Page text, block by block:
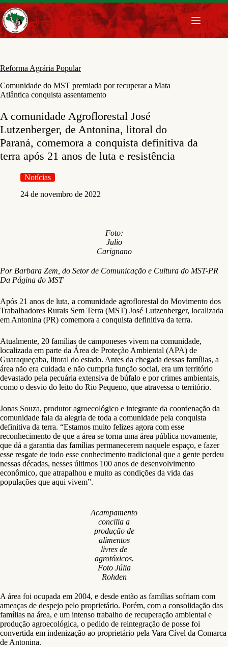
Pular
para
o
conteúdo
Reforma Agrária Popular
Comunidade do MST premiada por recuperar a Mata
Atlântica conquista assentamento
A comunidade Agroflorestal José
Lutzenberger, de Antonina, litoral do
Paraná, comemora a conquista definitiva da
terra após 21 anos de luta e resistência
Notícias
24 de novembro de 2022
Foto:
Julio
Carignano
Por Barbara Zem, do Setor de Comunicação e Cultura do MST-PR
Da Página do MST
Após 21 anos de luta, a comunidade agroflorestal do Movimento dos
Trabalhadores Rurais Sem Terra (MST) José Lutzenberger, localizada
em Antonina (PR) comemora a conquista definitiva da terra.
Atualmente, 20 famílias de camponeses vivem na comunidade,
localizada em parte da Área de Proteção Ambiental (APA) de
Guaraqueçaba, litoral do estado. Antes da chegada dessas famílias, a
área não era cuidada e não cumpria função social, era um território
devastado pela pecuária extensiva de búfalo e por crimes ambientais,
como o desvio do leito do Rio Pequeno, que atravessa o território.
Jonas Souza, produtor agroecológico e integrante da coordenação da
comunidade fala da alegria de toda a comunidade pela conquista
definitiva da terra. “Estamos muito felizes agora com esse
reconhecimento de que a área se torna uma área pública novamente,
que dá a garantia das famílias permanecerem naquele espaço, e fazer
esse resgate de todo esse conhecimento tradicional que a gente perdeu
nessas décadas, nesses últimos 100 anos de desenvolvimento
econômico, que atrapalhou e muito as condições da vida das
populações que aqui vivem”.
Acampamento
concilia a
produção de
alimentos
livres de
agrotóxicos.
Foto Júlia
Rohden
A área foi ocupada em 2004, e desde então as famílias sofriam com
ameaças de despejo pelo proprietário. Porém, com a consolidação das
famílias na área, e um intenso trabalho de recuperação ambiental e
produção agroecológica, o pedido de reintegração de posse foi
convertida em indenização ao proprietário pela Vara Cível da Comarca
de Antonina.